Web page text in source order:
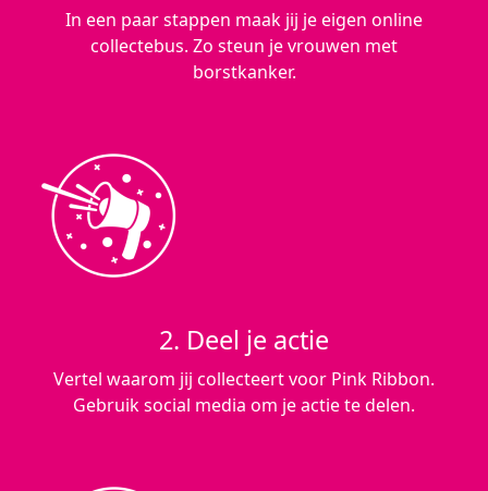
In een paar stappen maak jij je eigen online
collectebus. Zo steun je vrouwen met
borstkanker.
2. Deel je actie
Vertel waarom jij collecteert voor Pink Ribbon.
Gebruik social media om je actie te delen.